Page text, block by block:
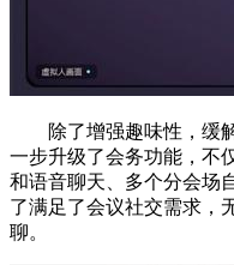
除了增强趣味性，缓解
一步升级了会务功能，不
和语音聊天、多个分会场
了满足了会议社交需求，
聊。